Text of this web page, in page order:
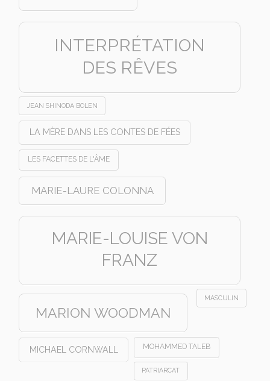
INTERPRÉTATION
DES RÊVES
JEAN SHINODA BOLEN
LA MÈRE DANS LES CONTES DE FÉES
LES FACETTES DE L'ÂME
MARIE-LAURE COLONNA
MARIE-LOUISE VON
FRANZ
MARION WOODMAN
MASCULIN
MICHAEL CORNWALL MOHAMMED TALEB
PATRIARCAT